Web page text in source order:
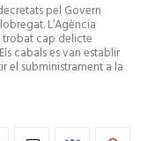
pel Govern
L’Agència
trobat cap delicte
cabals es van establir
el subministrament a la